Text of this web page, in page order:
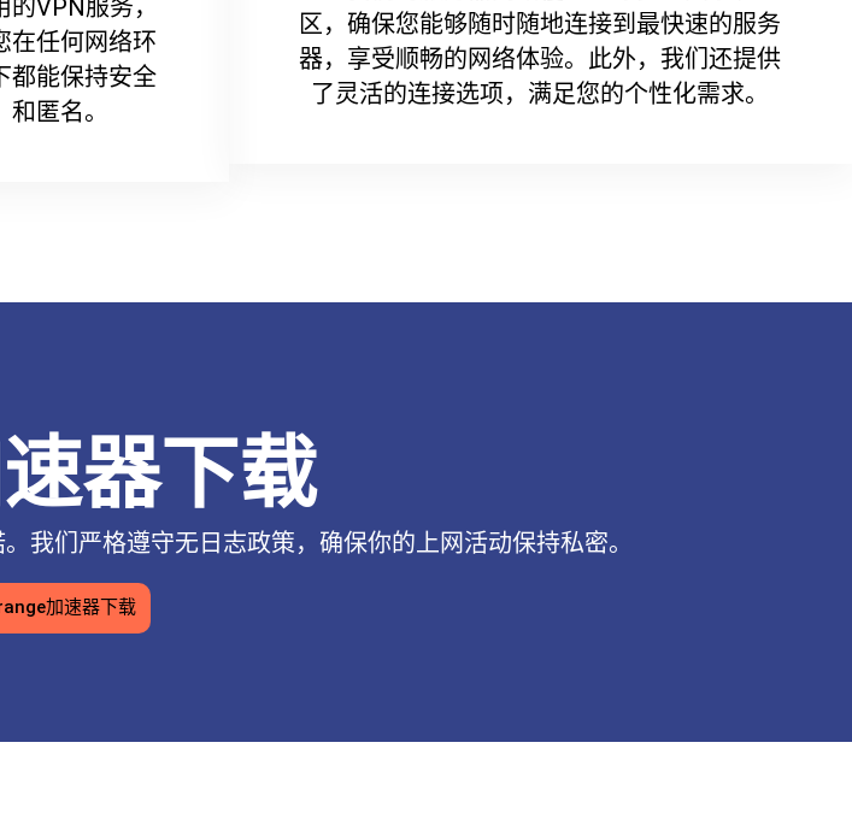
的VPN服务，
在任何网络环
都能保持安全
和匿名。
区，确保您能够随时随地连接到最快速的服务
器，享受顺畅的网络体验。此外，我们还提供
了灵活的连接选项，满足您的个性化需求。
器下载
我们严格遵守无日志政策，确保你的上网活动保持私密。
加速器下载